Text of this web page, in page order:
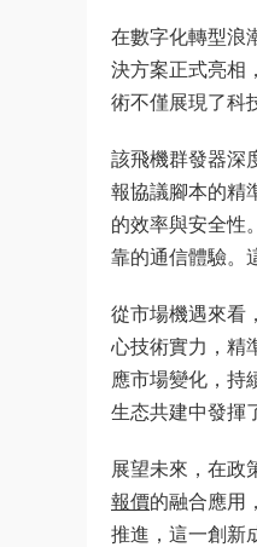
在數字化轉型浪
決方案正式亮相
術不僅展現了科
該飛機群發器深
報協議腳本的精
的效率與安全性
靠的通信體驗。
從市場機遇來看
心技術實力，精
應市場變化，持
生态共建中發揮
展望未來，在政
報價的融合應用
推進，這一創新